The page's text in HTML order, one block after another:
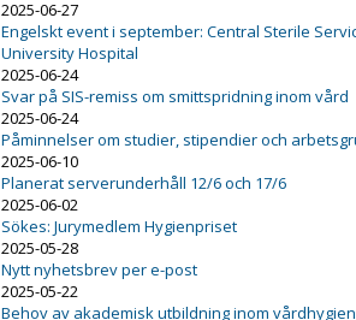
2025-06-27
Engelskt event i september: Central Sterile
University Hospital
2025-06-24
Svar på SIS-remiss om smittspridning inom vård
2025-06-24
Påminnelser om studier, stipendier och
2025-06-10
Planerat serverunderhåll 12/6 och 17/6
2025-06-02
Sökes: Jurymedlem Hygienpriset
2025-05-28
Nytt nyhetsbrev per e-post
2025-05-22
Behov av akademisk utbildning inom